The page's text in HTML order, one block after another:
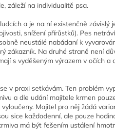
záleží na individualitě psa.
a je na ní existenčně závislý
snížení přírůstků). Pes
neustálé nabádaní k
zákazník. Na druhé straně není
s vyděšeným výrazem v očích a
v praxi setkávám. Ten problém
a dle udání majitele krmen
Majitel pro něj žádá
sice každodenní, ale pouze
má být řešením ustálení